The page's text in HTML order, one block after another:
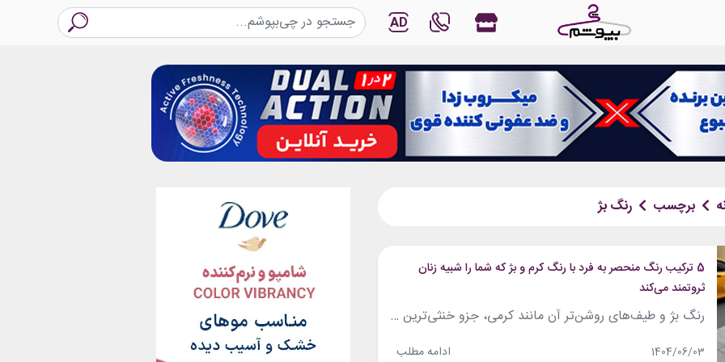
AD
برچسب رنگ بژ
5 ترکیب رنگ منحصر به فرد با رنگ کرم و بژ که شما را شبیه زنان
ثروتمند می‌کند
رنگ بژ و طیف‌های روشن‌تر آن مانند کرمی، جزو خنثی‌ترین و پرکاربردترین رنگ‌ها در مد و طراحی هستند. این رنگ‌ها انعطاف‌پذیری بالایی دارند و می‌توانند با طیف وسیعی از رنگ‌ها ترکیب شوند و هربار حال‌وهوایی متفاوت ایجاد کنند. بژ به‌تنهایی نماد آرامش، وقار و سادگی است، اما وقتی با رنگ‌های دیگر همراه می‌شود، استایل‌هایی متنوع...
1404/06/03 ادامه مطلب